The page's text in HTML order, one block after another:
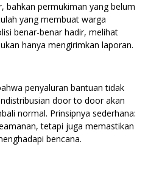
bahkan permukiman yang belum
yang membuat warga
benar-benar hadir, melihat
hanya mengirimkan laporan.
penyaluran bantuan tidak
door to door akan
normal. Prinsipnya sederhana:
tetapi juga memastikan
bencana.